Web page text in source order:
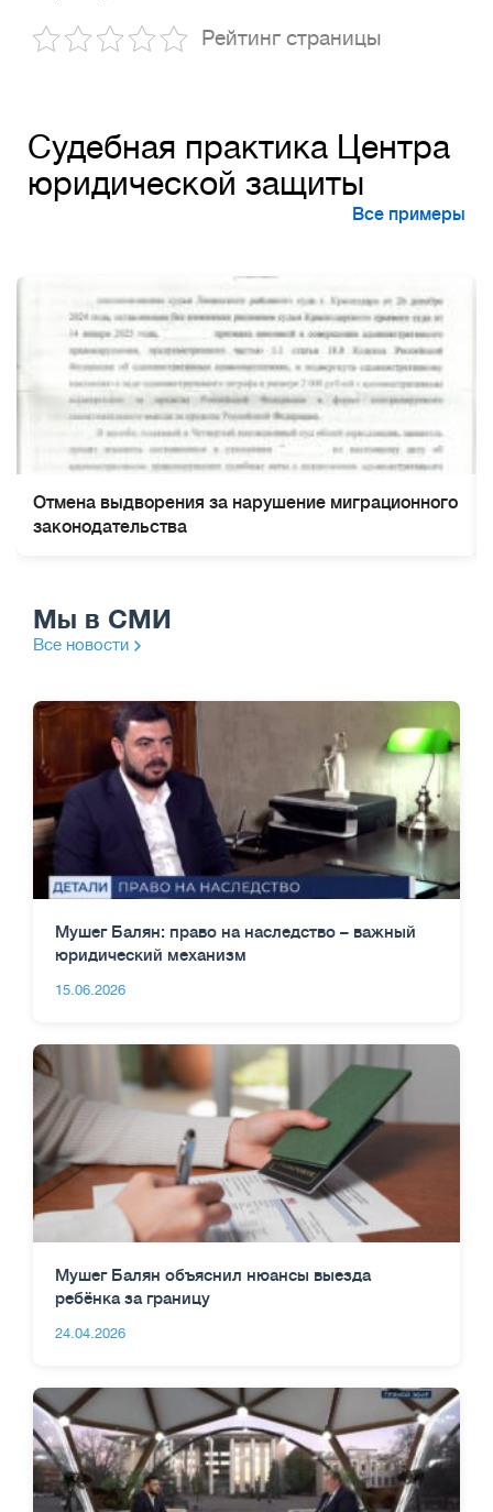
Рейтинг страницы
Судебная практика Центра
юридической защиты
Все примеры
Отмена выдворения за нарушение миграционного
законодательства
Мы в СМИ
Все новости
Мушег Балян: право на наследство – важный
юридический механизм
15.06.2026
Мушег Балян объяснил нюансы выезда
ребёнка за границу
24.04.2026